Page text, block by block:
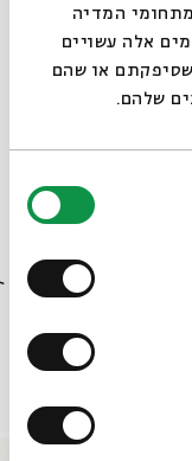
המדיה
אלה עשויים
או שהם
שלהם.
דניאל סלומון